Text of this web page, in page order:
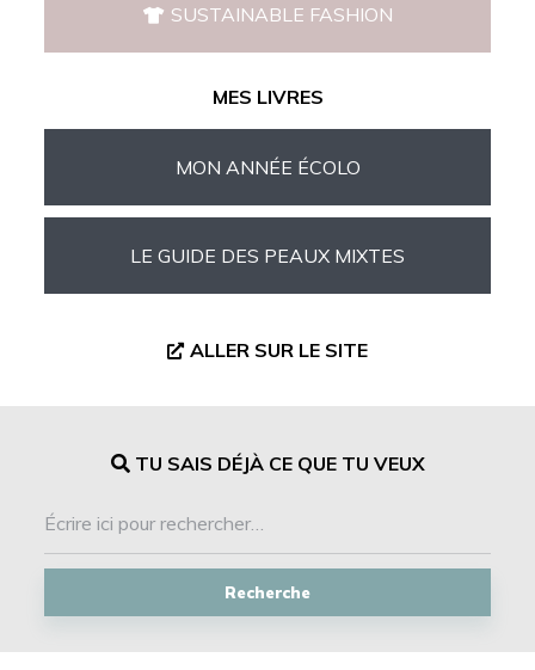
SUSTAINABLE FASHION
MES LIVRES
MON ANNÉE ÉCOLO
LE GUIDE DES PEAUX MIXTES
ALLER SUR LE SITE
TU SAIS DÉJÀ CE QUE TU VEUX
Recherche